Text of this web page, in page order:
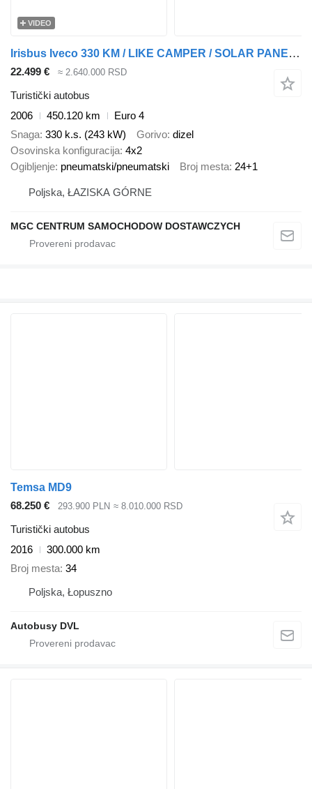
VIDEO
Irisbus Iveco 330 KM / LIKE CAMPER / SOLAR PANELS
22.499 € ≈ 2.640.000 RSD
Turistički autobus
2006
450.120 km
Euro 4
Snaga 330 k.s. (243 kW) Gorivo dizel
Osovinska konfiguracija 4x2
Ogibljenje pneumatski/pneumatski Broj mesta 24+1
Poljska, ŁAZISKA GÓRNE
MGC CENTRUM SAMOCHODOW DOSTAWCZYCH
Temsa MD9
68.250 €
293.900 PLN ≈ 8.010.000 RSD
Turistički autobus
2016
300.000 km
Broj mesta 34
Poljska, Łopuszno
Autobusy DVL